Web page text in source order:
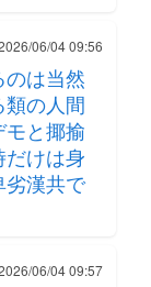
06/04 09:56
は当然
の人間
と揶揄
けは身
劣漢共で
06/04 09:57